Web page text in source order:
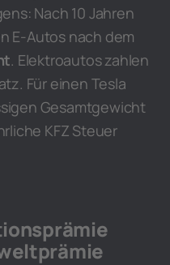
Nach 10 Jahren
E-Autos nach dem
. Elektroautos zahlen
Für einen Tesla
Gesamtgewicht
KFZ Steuer